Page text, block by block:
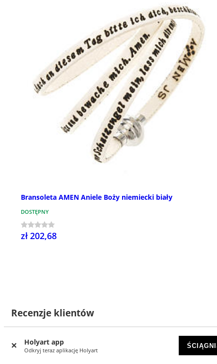
Holyart app
Odkryj teraz aplikację Holyart
Bransoleta AMEN Aniele Boży niemiecki biały
DOSTĘPNY
zł 202,68
Recenzje klientów
3